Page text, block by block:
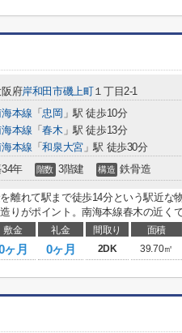
阪府岸和田市磯上町１丁目2-1
本線 「忠岡 」駅 徒歩10分
本線 「春木 」駅 徒歩13分
本線 「和泉大宮」駅 徒歩30分
年 階数 3階建 構造 鉄骨造
離れて駅まで徒歩14分という駅近な
りがポイント。南海本線春木の近く
敷金 礼金 間取り 面積
ヶ月 0ヶ月 2DK 39.70㎡